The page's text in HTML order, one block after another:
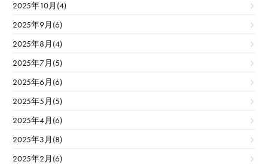
2025年10月(4)
2025年9月(6)
2025年8月(4)
2025年7月(5)
2025年6月(6)
2025年5月(5)
2025年4月(6)
2025年3月(8)
2025年2月(6)